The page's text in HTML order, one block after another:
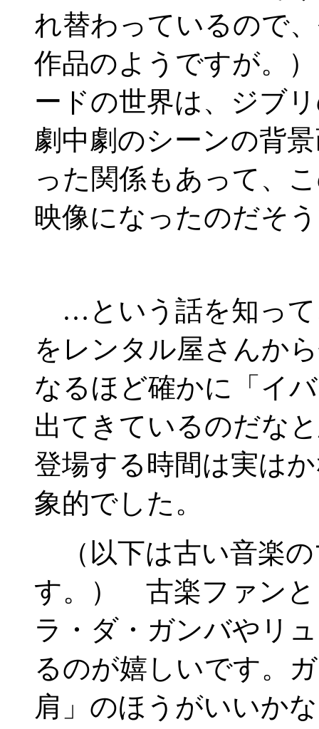
れ替わっているので
作品のようですが。
ードの世界は、ジブ
劇中劇のシーンの背
った関係もあって、
映像になったのだそ
…という話を知って
をレンタル屋さんか
なるほど確かに「イ
出てきているのだな
登場する時間は実は
象的でした。
（以下は古い音楽
す。） 古楽ファンと
ラ・ダ・ガンバやリ
るのが嬉しいです。
肩」のほうがいいか